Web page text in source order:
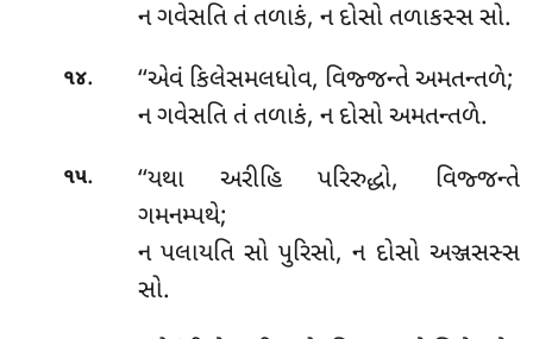
ન ગવેસતિ તં તળાકં, ન દોસો તળાકસ્સ સો.
૧૪.
‘‘એવં કિલેસમલધોવ, વિજ્જન્તે અમતન્તળે;
ન ગવેસતિ તં તળાકં, ન દોસો અમતન્તળે.
૧૫.
‘‘યથા અરીહિ પરિરુદ્ધો, વિજ્જન્તે
ગમનમ્પથે;
ન પલાયતિ સો પુરિસો, ન દોસો અઞ્જસસ્સ
સો.